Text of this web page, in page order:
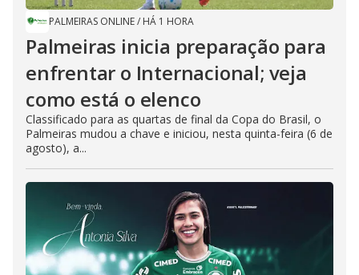
PALMEIRAS ONLINE/ HÁ 1 HORA
Palmeiras inicia preparação para
enfrentar o Internacional; veja
como está o elenco
Classificado para as quartas de final da Copa do Brasil, o
Palmeiras mudou a chave e iniciou, nesta quinta-feira (6 de
agosto), a...